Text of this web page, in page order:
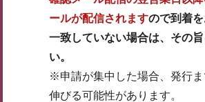
ールが配信されますので到着を
一致していない場合は、その
い。
※申請が集中した場合、発行
伸びる可能性があります。